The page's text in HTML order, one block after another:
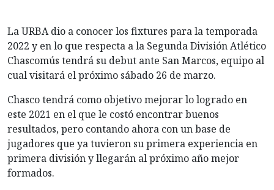
La URBA dio a conocer los fixtures para la temporada
2022 y en lo que respecta a la Segunda División Atlético
Chascomús tendrá su debut ante San Marcos, equipo al
cual visitará el próximo sábado 26 de marzo.
Chasco tendrá como objetivo mejorar lo logrado en
este 2021 en el que le costó encontrar buenos
resultados, pero contando ahora con un base de
jugadores que ya tuvieron su primera experiencia en
primera división y llegarán al próximo año mejor
formados.